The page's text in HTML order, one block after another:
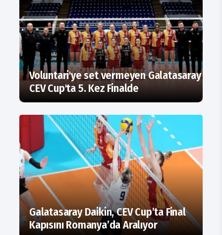
Voluntari'ye set vermeyen Galatasaray
CEV Cup'ta 5. Kez Finalde
Galatasaray Daikin, CEV Cup’ta Final
Kapısını Romanya’da Aralıyor